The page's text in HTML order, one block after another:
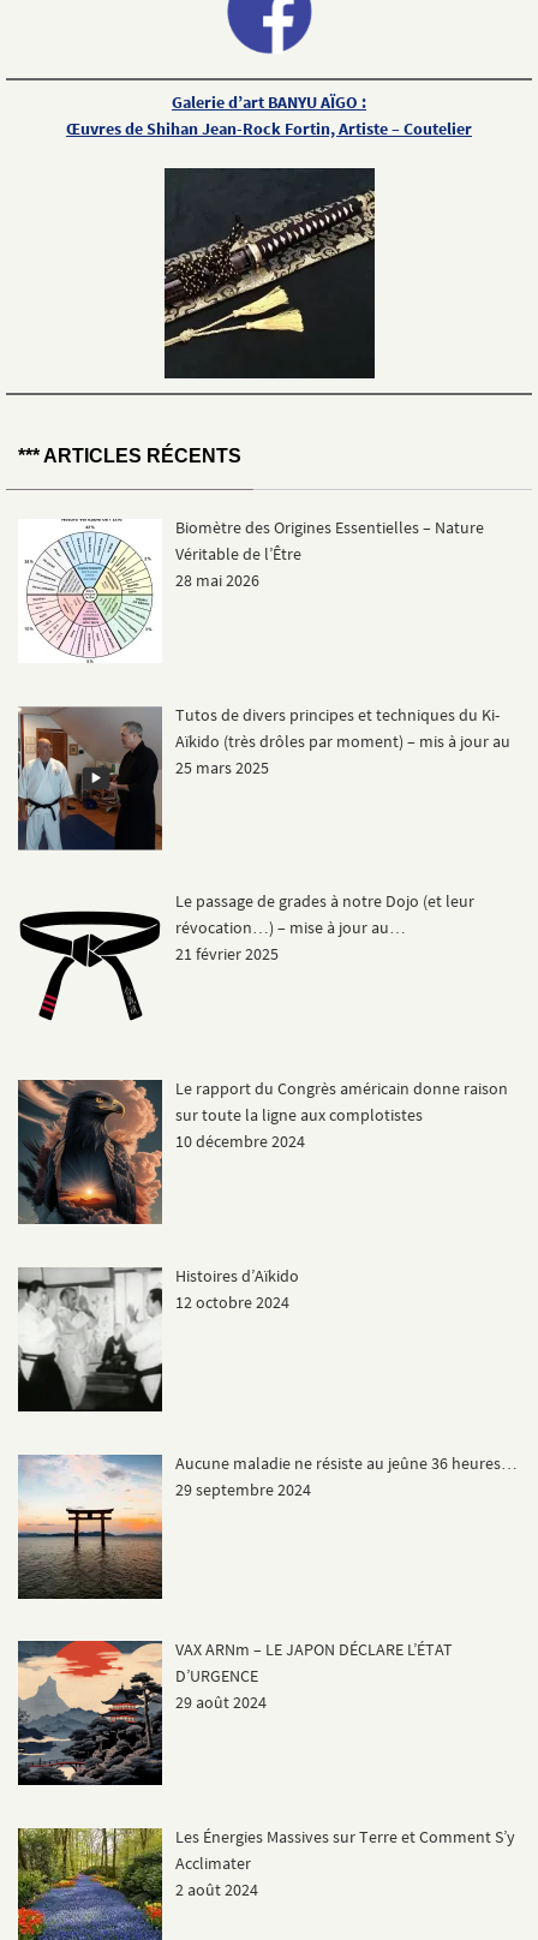
Galerie d’art BANYU AÏGO :
Œuvres de Shihan Jean-Rock Fortin, Artiste – Coutelier
*** ARTICLES RÉCENTS
Biomètre des Origines Essentielles – Nature
Véritable de l’Être
28 mai 2026
Tutos de divers principes et techniques du Ki-
Aïkido (très drôles par moment) – mis à jour au
25 mars 2025
Le passage de grades à notre Dojo (et leur
révocation…) – mise à jour au…
21 février 2025
Le rapport du Congrès américain donne raison
sur toute la ligne aux complotistes
10 décembre 2024
Histoires d’Aïkido
12 octobre 2024
Aucune maladie ne résiste au jeûne 36 heures…
29 septembre 2024
VAX ARNm – LE JAPON DÉCLARE L’ÉTAT
D’URGENCE
29 août 2024
Les Énergies Massives sur Terre et Comment S’y
Acclimater
2 août 2024